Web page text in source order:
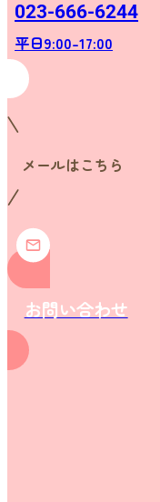
023-666-6244
平日9:00-17:00
メールはこちら
お問い合わせ